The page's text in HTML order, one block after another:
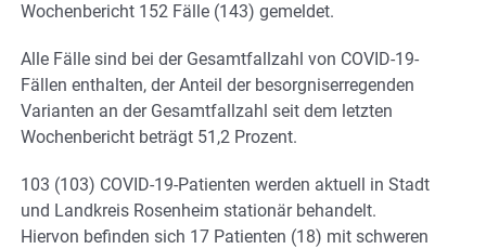
Wochenbericht 152 Fälle (143) gemeldet.
Alle Fälle sind bei der Gesamtfallzahl von COVID-19-
Fällen enthalten, der Anteil der besorgniserregenden
Varianten an der Gesamtfallzahl seit dem letzten
Wochenbericht beträgt 51,2 Prozent.
103 (103) COVID-19-Patienten werden aktuell in Stadt
und Landkreis Rosenheim stationär behandelt.
Hiervon befinden sich 17 Patienten (18) mit schweren